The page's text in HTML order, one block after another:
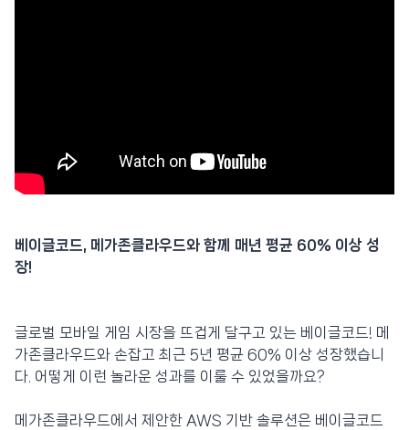
베이글코드, 메가존클라우드와 함께 매년 평균 60% 이상 성
장!
글로벌 모바일 게임 시장을 뜨겁게 달구고 있는 베이글코드! 메
가존클라우드와 손잡고 최근 5년 평균 60% 이상 성장했습니
다. 어떻게 이런 놀라운 성과를 이룰 수 있었을까요?
메가존클라우드에서 제안한 AWS 기반 솔루션은 베이글코드